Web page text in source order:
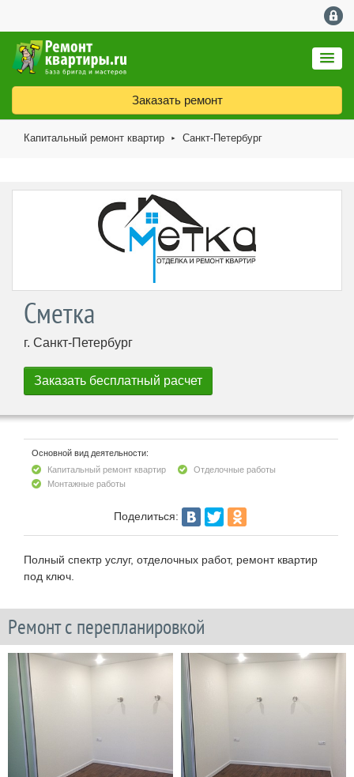
Заказать ремонт
Капитальный ремонт квартир ► Санкт-Петербург
Сметка
г. Санкт-Петербург
Основной вид деятельности:
Капитальный ремонт квартир
Отделочные работы
Монтажные работы
Поделиться:
Полный спектр услуг, отделочных работ, ремонт квартир
под ключ.
Ремонт с перепланировкой